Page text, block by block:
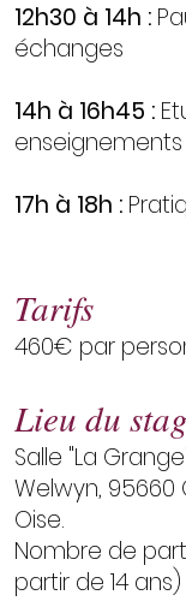
12h30 à 14h :
échanges
14h à 16h45 :
enseignements
17h à 18h :
Tarifs
460€ par
Lieu du
Salle "La
Welwyn,
Oise.
​Nombre de
partir de 14 ans)